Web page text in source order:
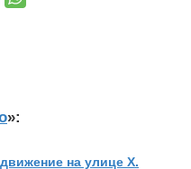
»:
на улице Х.